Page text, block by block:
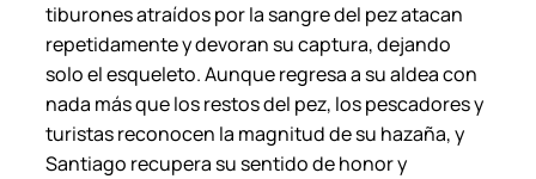
tiburones atraídos por la sangre del pez atacan
repetidamente y devoran su captura, dejando
solo el esqueleto. Aunque regresa a su aldea con
nada más que los restos del pez, los pescadores y
turistas reconocen la magnitud de su hazaña, y
Santiago recupera su sentido de honor y